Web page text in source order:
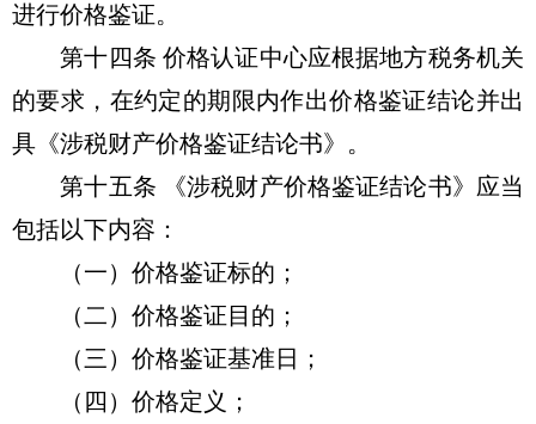
进行价格鉴证。
第十四条 价格认证中心应根据地方税务机关
的要求，在约定的期限内作出价格鉴证结论并出
具《涉税财产价格鉴证结论书》。
第十五条 《涉税财产价格鉴证结论书》应当
包括以下内容：
（一）价格鉴证标的；
（二）价格鉴证目的；
（三）价格鉴证基准日；
（四）价格定义；